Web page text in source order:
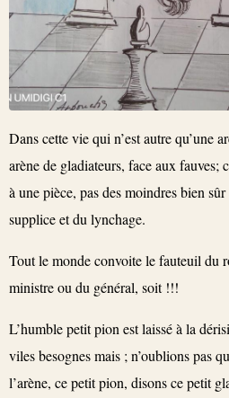
Dans cette vie qui n’est autre qu’une
arène de gladiateurs, face aux fauves;
à une pièce, pas des moindres bien
supplice et du lynchage.
Tout le monde convoite le fauteuil du
ministre ou du général, soit !!!
L’humble petit pion est laissé à la
viles besognes mais ; n’oublions pas
l’arène, ce petit pion, disons ce petit